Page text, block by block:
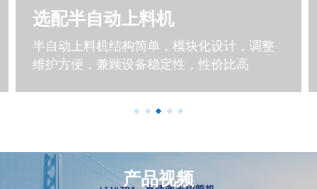
选配半自动上料机
半自动上料机结构简单，模块化设计，调整
维护方便，兼顾设备稳定性，性价比高
产品视频